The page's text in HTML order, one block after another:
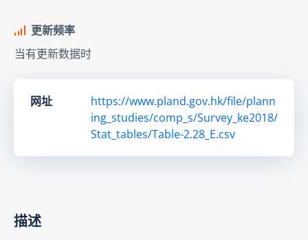
更新频率
当有更新数据时
网址
https://www.pland.gov.hk/file/plann
ing_studies/comp_s/Survey_ke2018/
Stat_tables/Table-2.28_E.csv
描述